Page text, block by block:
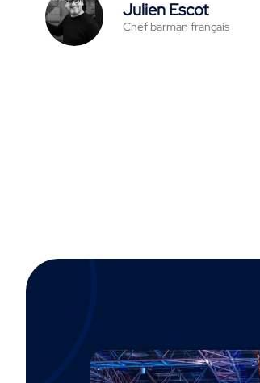
Julien Escot
Chef barman français